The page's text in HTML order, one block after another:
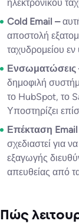
ηλεκτρονικού
Cold Email –
αποστολή
ταχυδρομείου
Ενσωματώσεις
δημοφιλή
το HubSpot, το
Υποστηρίζει
Επέκταση
σχεδιαστεί για
εξαγωγής
απευθείας από
Πώς